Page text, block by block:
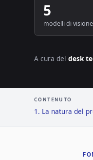
5
modelli di
A cura del desk
CONTENUTO
1. La natura del